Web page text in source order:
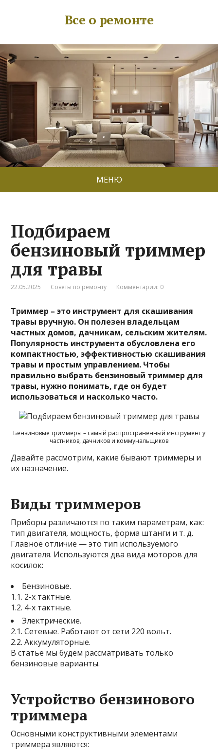
Все о ремонте
МЕНЮ
Подбираем
бензиновый триммер
для травы
22.05.2025 Советы по ремонту Комментарии: 0
Триммер – это инструмент для скашивания
травы вручную. Он полезен владельцам
частных домов, дачникам, сельским жителям.
Популярность инструмента обусловлена его
компактностью, эффективностью скашивания
травы и простым управлением. Чтобы
правильно выбрать бензиновый триммер для
травы, нужно понимать, где он будет
использоваться и насколько часто.
Бензиновые триммеры – самый распространенный инструмент у
частников, дачников и коммунальщиков
Давайте рассмотрим, какие бывают триммеры и
их назначение.
Виды триммеров
Приборы различаются по таким параметрам, как:
тип двигателя, мощность, форма штанги и т. д.
Главное отличие — это тип используемого
двигателя. Используются два вида моторов для
косилок:
Бензиновые.
1.1. 2-х тактные.
1.2. 4-х тактные.
Электрические.
2.1. Сетевые. Работают от сети 220 вольт.
2.2. Аккумуляторные.
В статье мы будем рассматривать только
бензиновые варианты.
Устройство бензинового
триммера
Основными конструктивными элементами
триммера являются: